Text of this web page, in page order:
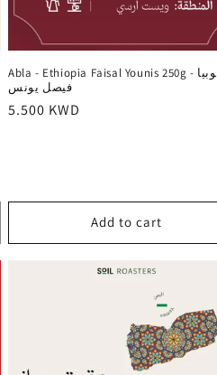
Abla - Ethiopia Faisal Younis 250g - أثيوبيا
فيصل يونس
Regular
5.500 KWD
Add to cart